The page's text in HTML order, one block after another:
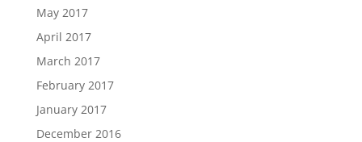
May 2017
April 2017
March 2017
February 2017
January 2017
December 2016